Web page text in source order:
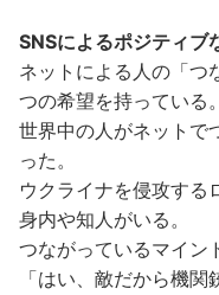
SNSによるポジティブ
ネットによる人の「つ
つの希望を持っている。
世界中の人がネットで
った。
ウクライナを侵攻する
身内や知人がいる。
つながっているマイン
「はい、敵だから機